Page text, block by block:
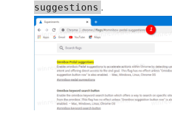
suggestions .